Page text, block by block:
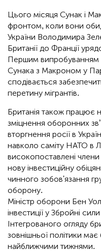
Цього місяця Сунак і
фронтом, коли вони
України Володимира
Британії до Франції
Першим випробуванням
Сунака з Макроном у
сподівається
перетину мігрантів.
Британія також працює
зміцнення оборонних
вторгнення росії в
навколо саміту НАТО в
високопоставлені
нову інвестиційну
чинного зобов'язання
оборону.
Міністр оборони Бен
інвестиції у Збройні
Інтегрованого огляду
зовнішньої політики
найближчими тижнями.